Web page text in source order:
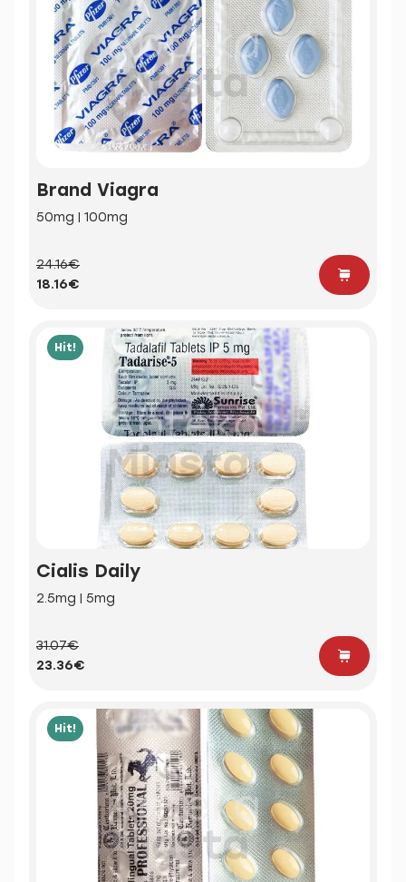
Brand Viagra
50mg | 100mg
24.16€
18.16€
Hit!
Cialis Daily
2.5mg | 5mg
31.07€
23.36€
Hit!